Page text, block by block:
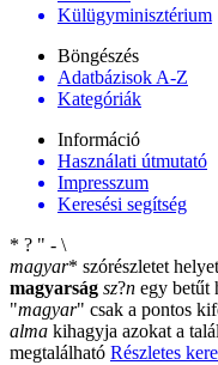
Külügyminisztérium
Böngészés
Adatbázisok A-Z
Kategóriák
Információ
Használati útmutató
Impresszum
Keresési segítség
* ? " - \
magyar* szórészletet
magyarság sz?n egy betűt
"magyar" csak a pontos
alma kihagyja azokat a
megtalálható Részletes